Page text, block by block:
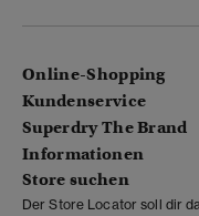
Online-Shopping
Kundenservice
Superdry The Brand
Informationen
Store suchen
Der Store Locator soll dir